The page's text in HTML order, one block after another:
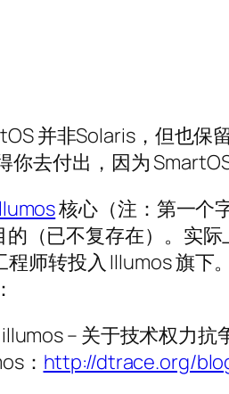
并非Solaris，但也保
你去付出，因为
核心（注：第一个
（已不复存在）。实
程师转投入 Illumos 旗下
– 关于技术权力抗
： http://dtrace.org/